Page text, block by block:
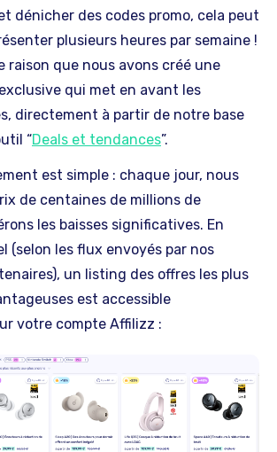
dénicher des codes promo, cela peut
plusieurs heures par semaine !
raison que nous avons créé une
qui met en avant les
directement à partir de notre base
“Deals et tendances”.
est simple : chaque jour, nous
de centaines de millions de
les baisses significatives. En
(selon les flux envoyés par nos
un listing des offres les plus
est accessible
votre compte Affilizz :